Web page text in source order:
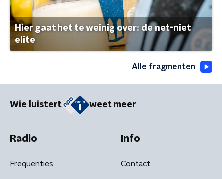
Hier gaat het te weinig over: de net-niet
elite
Alle fragmenten
Wie luistert weet meer
Radio
Frequenties
Info
Contact